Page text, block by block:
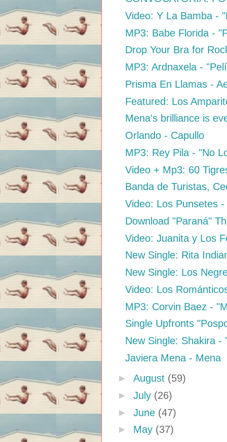
Video: Y La Bamba -
MP3: Babe Florida -
Drop Your Bra for
MP3: Ardnaxela -
Prisma En Llamas -
Featured: Los
Mena's brilliance is
Orlando - Capullo
MP3: Rey Pila - "No
Video + Mp3: 60
Banda de Turistas,
Video: Los Punsetes
Download "Paraná"
Video: Juanita y Los
New Single: Rita
New Single: Los
Video: Los
MP3: Corvin Baez -
Single Upfronts
New Single: Shakira -
Javiera Mena - Mena
► August (59)
► July (26)
► June (47)
► May (37)